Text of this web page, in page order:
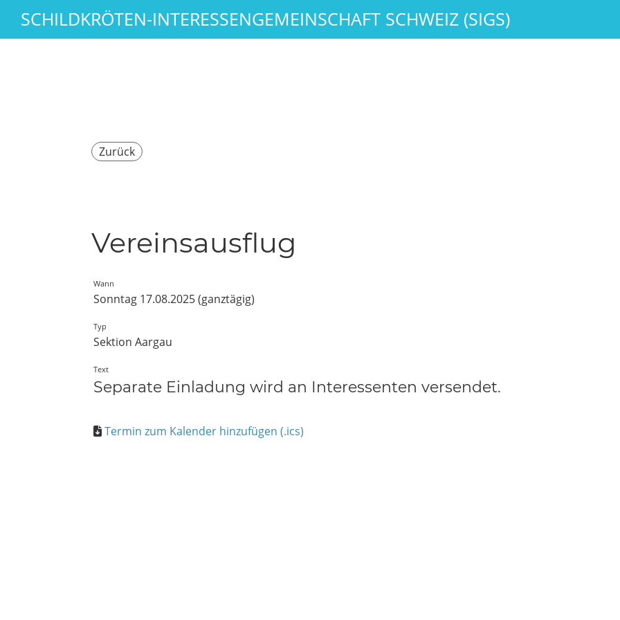
SCHILDKRÖTEN-INTERESSENGEMEINSCHAFT SCHWEIZ (SIGS)
Zurück
Vereinsausflug
Wann
Sonntag 17.08.2025 (ganztägig)
Typ
Sektion Aargau
Text
Separate Einladung wird an Interessenten versendet.
Termin zum Kalender hinzufügen (.ics)